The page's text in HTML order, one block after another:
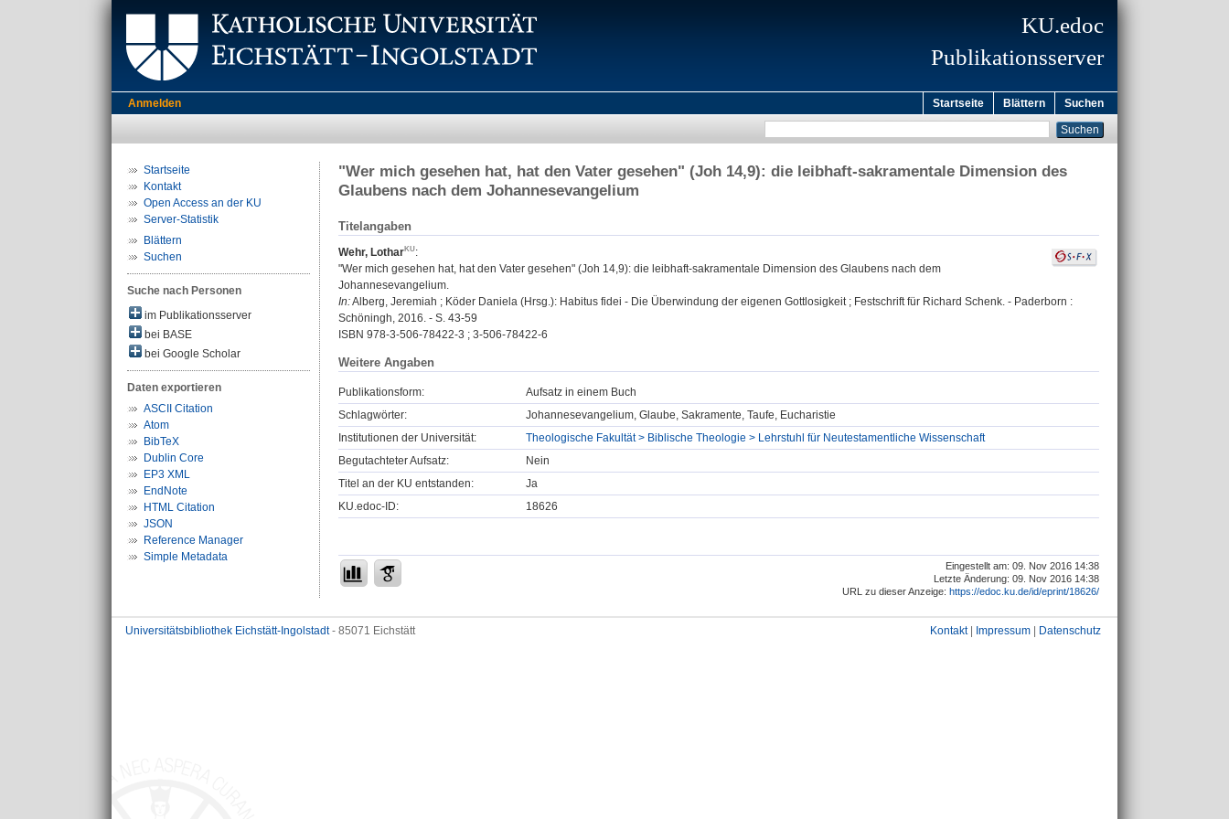
KU.edoc
Publikationsserver
Anmelden Startseite Blättern Suchen
Startseite
Kontakt
Open Access an der KU
Server-Statistik
Blättern
Suchen
Suche nach Personen
im Publikationsserver
bei BASE
bei Google Scholar
Daten exportieren
ASCII Citation
Atom
BibTeX
Dublin Core
EP3 XML
EndNote
HTML Citation
JSON
Reference Manager
Simple Metadata
"Wer mich gesehen hat, hat den Vater gesehen" (Joh 14,9): die leibhaft-sakramentale Dimension des
Glaubens nach dem Johannesevangelium
Titelangaben
Wehr, Lothar
:
"Wer mich gesehen hat, hat den Vater gesehen" (Joh 14,9): die leibhaft-sakramentale Dimension des Glaubens nach dem
Johannesevangelium.
In:Alberg, Jeremiah ; Köder Daniela (Hrsg.): Habitus fidei - Die Überwindung der eigenen Gottlosigkeit ; Festschrift für Richard Schenk. - Paderborn :
Schöningh, 2016. - S. 43-59
ISBN 978-3-506-78422-3 ; 3-506-78422-6
Weitere Angaben
Publikationsform:
Aufsatz in einem Buch
Schlagwörter:
Johannesevangelium, Glaube, Sakramente, Taufe, Eucharistie
Institutionen der Universität:
Theologische Fakultät > Biblische Theologie > Lehrstuhl für Neutestamentliche Wissenschaft
Begutachteter Aufsatz:
Nein
Titel an der KU entstanden:
Ja
KU.edoc-ID:
18626
Eingestellt am: 09. Nov 2016 14:38
Letzte Änderung: 09. Nov 2016 14:38
URL zu dieser Anzeige: https://edoc.ku.de/id/eprint/18626/
Universitätsbibliothek Eichstätt-Ingolstadt- 85071 Eichstätt Kontakt| Impressum Datenschutz